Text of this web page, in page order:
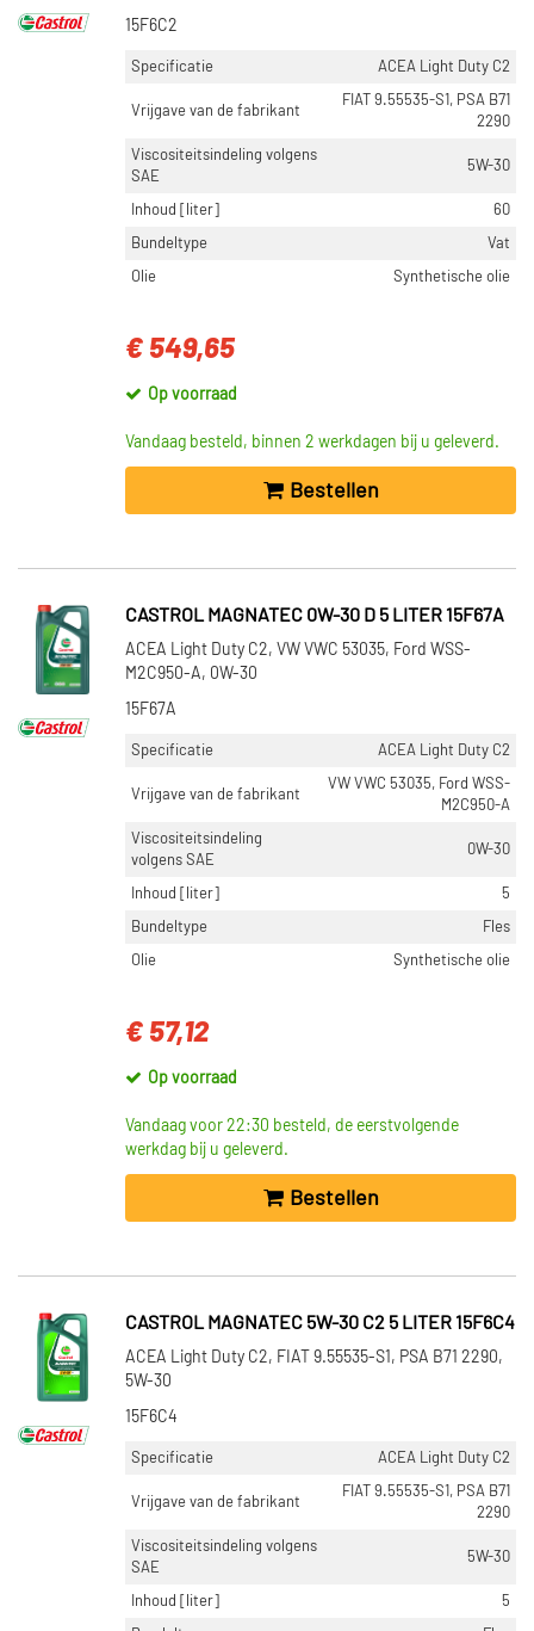
15F6C2
Specificatie ACEA Light Duty C2
Vrijgave van de fabrikant
FIAT 9.55535-S1, PSA B71
2290
Viscositeitsindeling volgens
SAE
5W-30
Inhoud [liter]
60
Bundeltype
Vat
Olie
Synthetische olie
€ 549,65
Op voorraad
Vandaag besteld, binnen 2 werkdagen bij u geleverd.
Bestellen
CASTROL MAGNATEC 0W-30 D 5 LITER 15F67A
ACEA Light Duty C2, VW VWC 53035, Ford WSS-
M2C950-A, 0W-30
15F67A
Specificatie ACEA Light Duty C2
Vrijgave van de fabrikant
VW VWC 53035, Ford WSS-
M2C950-A
Viscositeitsindeling
volgens SAE
0W-30
Inhoud [liter]
5
Bundeltype
Fles
Olie
Synthetische olie
€ 57,12
Op voorraad
Vandaag voor 22:30 besteld, de eerstvolgende
werkdag bij u geleverd.
Bestellen
CASTROL MAGNATEC 5W-30 C2 5 LITER 15F6C4
ACEA Light Duty C2, FIAT 9.55535-S1, PSA B71 2290,
5W-30
15F6C4
Specificatie ACEA Light Duty C2
Vrijgave van de fabrikant
FIAT 9.55535-S1, PSA B71
2290
Viscositeitsindeling volgens
SAE
5W-30
Inhoud [liter]
5